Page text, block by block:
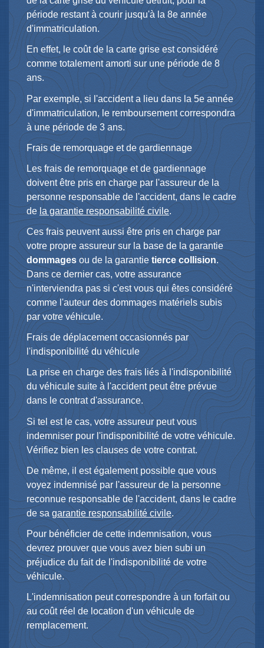
période restant à courir jusqu'à la 8eannée
d'immatriculation.
En effet, le coût de la carte grise est considéré
comme totalement amorti sur une période de 8
ans.
Par exemple, si l'accident a lieu dans la 5e année
d'immatriculation, le remboursement correspondra
à une période de 3 ans.
Frais de remorquage et de gardiennage
Les frais de remorquage et de gardiennage
doivent être pris en charge par l'assureur de la
personne responsable de l'accident, dans le cadre
dela garantie responsabilité civile.
Ces frais peuvent aussi être pris en charge par
votre propre assureur sur la base de la garantie
dommages ou de la garantietierce collision.
Dans ce dernier cas, votre assurance
n'interviendra pas si c'est vous qui êtes considéré
comme l'auteur des dommages matériels subis
par votre véhicule.
Frais de déplacement occasionnés par
l'indisponibilité du véhicule
La prise en charge des frais liés à l'indisponibilité
du véhicule suite à l'accident peut être prévue
dans le contrat d'assurance.
Si tel est le cas, votre assureur peut vous
indemniser pour l'indisponibilité de votre véhicule.
Vérifiez bien les clauses de votre contrat.
De même, il est également possible que vous
voyez indemnisé par l'assureur de la personne
reconnue responsable de l'accident, dans le cadre
de sagarantie responsabilité civile.
Pour bénéficier de cette indemnisation, vous
devrez prouver que vous avez bien subi un
préjudice du fait de l'indisponibilité de votre
véhicule.
L'indemnisation peut correspondre à un forfait ou
au coût réel de location d'un véhicule de
remplacement.